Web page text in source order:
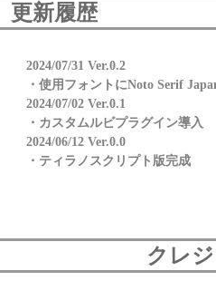
更新履歴
2024/07/31 Ver.0.2
・使用フォントにNoto Serif
2024/07/02 Ver.0.1
・カスタムルビプラグイン導入
2024/06/12 Ver.0.0
・ティラノスクリプト版完成
クレ